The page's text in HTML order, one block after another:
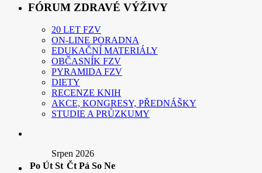
FÓRUM ZDRAVÉ VÝŽIVY
20 LET FZV
ON-LINE PORADNA
EDUKAČNÍ MATERIÁLY
OBČASNÍK FZV
PYRAMIDA FZV
DIETY
RECENZE KNIH
AKCE, KONGRESY, PŘEDNÁŠKY
STUDIE A PRŮZKUMY
Srpen 2026
Po Út St Čt Pá So Ne